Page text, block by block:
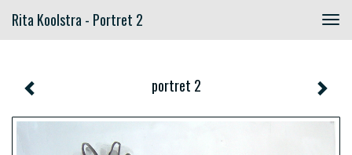
Rita Koolstra - Portret 2
portret 2